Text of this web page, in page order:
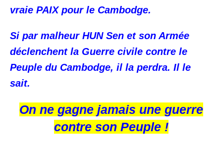
vraie PAIX pour le Cambodge.
Si par malheur HUN Sen et son Armée
déclenchent la Guerre civile contre le
Peuple du Cambodge, il la perdra. Il le
sait.
On ne gagne jamais une guerre
contre son Peuple !